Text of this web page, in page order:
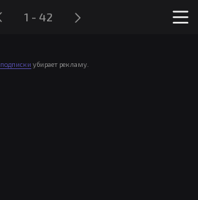
1 - 42
подписки убирает рекламу.